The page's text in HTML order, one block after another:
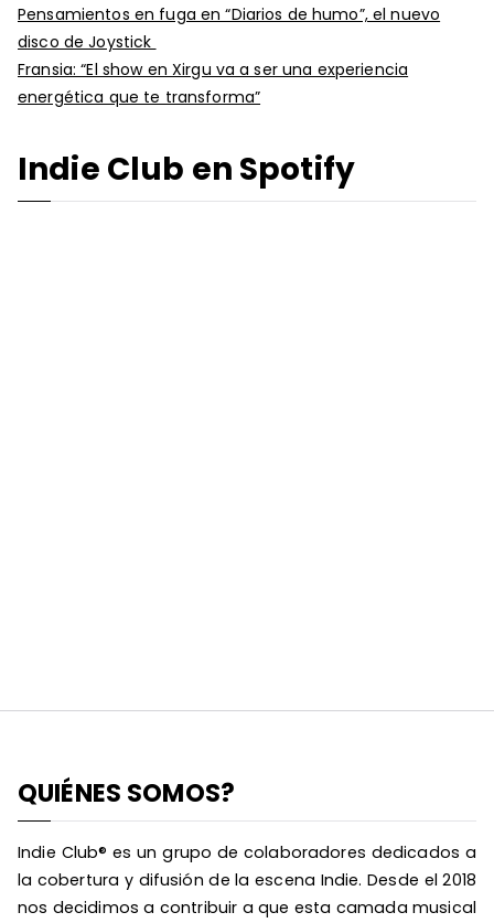
Pensamientos en fuga en “Diarios de humo”, el nuevo
disco de Joystick
Fransia: “El show en Xirgu va a ser una experiencia
energética que te transforma”
Indie Club en Spotify
QUIÉNES SOMOS?
Indie Club® es un grupo de colaboradores dedicados a
la cobertura y difusión de la escena Indie. Desde el 2018
nos decidimos a contribuir a que esta camada musical